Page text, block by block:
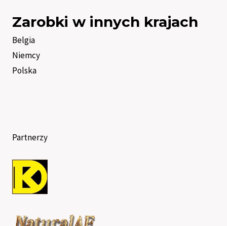
Zarobki w innych krajach
Belgia
Niemcy
Polska
Partnerzy